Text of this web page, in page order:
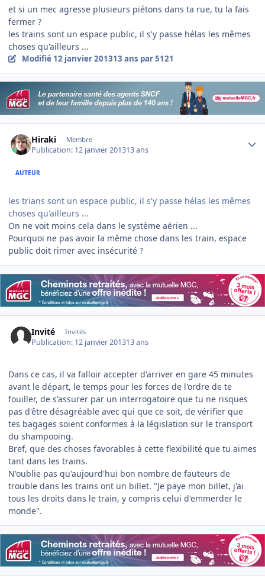
et si un mec agresse plusieurs piétons dans ta rue, tu la fais
fermer ?
les trains sont un espace public, il s'y passe hélas les mêmes
choses qu'ailleurs ...
Modifié 12 janvier 201313 ans par 5121
Hiraki Membre
Publication: 12 janvier 201313 ans
AUTEUR
les trians sont un espace public, il s'y passe hélas les mêmes
choses qu'ailleurs ...
On ne voit moins cela dans le système aérien ...
Pourquoi ne pas avoir la même chose dans les train, espace
public doit rimer avec insécurité ?
Invité Invités
Publication: 12 janvier 201313 ans
Dans ce cas, il va falloir accepter d'arriver en gare 45 minutes
avant le départ, le temps pour les forces de l'ordre de te
fouiller, de s'assurer par un interrogatoire que tu ne risques
pas d'être désagréable avec qui que ce soit, de vérifier que
tes bagages soient conformes à la législation sur le transport
du shampooing.
Bref, que des choses favorables à cette flexibilité que tu aimes
tant dans les trains.
N'oublie pas qu'aujourd'hui bon nombre de fauteurs de
trouble dans les trains ont un billet. "Je paye mon billet, j'ai
tous les droits dans le train, y compris celui d'emmerder le
monde".